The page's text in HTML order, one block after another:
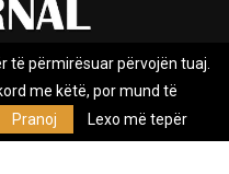
Marketing
pavarur, e themeluar në vitin
të përmirësuar përvojën tuaj.
me këtë, por mund të
Pranoj Lexo më tepër